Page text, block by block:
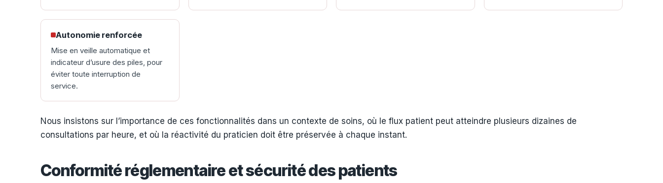
Autonomie renforcée
Mise en veille automatique et
indicateur d’usure des piles, pour
éviter toute interruption de
service.
Nous insistons sur l’importance de ces fonctionnalités dans un contexte de soins, où le flux patient peut atteindre plusieurs dizaines de
consultations par heure, et où la réactivité du praticien doit être préservée à chaque instant.
Conformité réglementaire et sécurité des patients